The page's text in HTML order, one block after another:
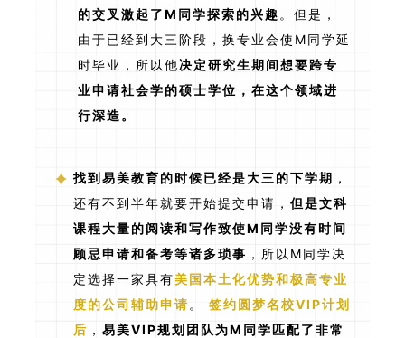
的交叉激起了M同学探索的兴趣 。但是，
由于已经到大三阶段，换专业会使M同学延
时毕业，所以他决定研究生期间想要跨专
业申请社会学的硕士学位，在这个领域进
行深造。
找到易美教育的时候已经是大三的下学期 ，
还有不到半年就要开始提交申请，但是文科
课程大量的阅读和写作致使M同学没有时间
顾忌申请和备考等诸多琐事 ，所以M同学决
定选择一家具有美国本土化优势和极高专业
度的公司辅助申请。签约圆梦名校VIP计划
后 ，易美VIP规划团队为M同学匹配了非常